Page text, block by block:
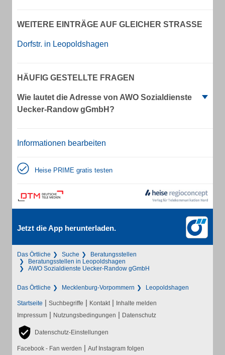
WEITERE EINTRÄGE AUF GLEICHER STRASSE
Dorfstr. in Leopoldshagen
HÄUFIG GESTELLTE FRAGEN
Wie lautet die Adresse von AWO Sozialdienste
Uecker-Randow gGmbH?
Informationen bearbeiten
Heise PRIME gratis testen
Jetzt die App herunterladen.
Das Örtliche Suche
Beratungsstellen
Beratungsstellen in Leopoldshagen
AWO Sozialdienste Uecker-Randow gGmbH
Das Örtliche Mecklenburg-Vorpommern Leopoldshagen
Startseite | Suchbegriffe | Kontakt | Inhalte melden
Impressum | Nutzungsbedingungen | Datenschutz
Datenschutz-Einstellungen
Facebook - Fan werden | Auf Instagram folgen